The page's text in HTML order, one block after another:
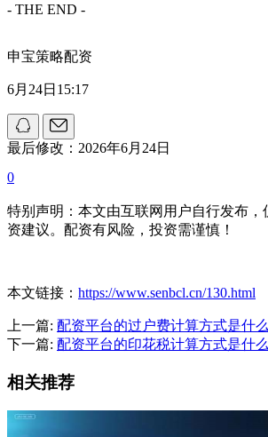
- THE END -
申宝策略配资
6月24日15:17
最后修改：2026年6月24日
0
特别声明：本文由互联网用户自行发布，
资建议。配资有风险，投资需谨慎！
本文链接： https://www.senbcl.cn/130.html
上一篇: 配资平台的过户费计算方式是什
下一篇: 配资平台的印花税计算方式是什
相关推荐